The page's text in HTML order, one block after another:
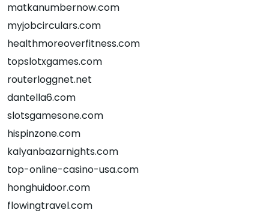
matkanumbernow.com
myjobcirculars.com
healthmoreoverfitness.com
topslotxgames.com
routerloggnet.net
dantella6.com
slotsgamesone.com
hispinzone.com
kalyanbazarnights.com
top-online-casino-usa.com
honghuidoor.com
flowingtravel.com